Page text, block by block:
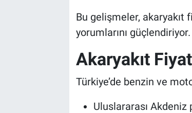
Bu gelişmeler, akaryakıt
yorumlarını güçlendiriyor.
Akaryakıt
Türkiye’de benzin ve
Uluslararası Akdeniz